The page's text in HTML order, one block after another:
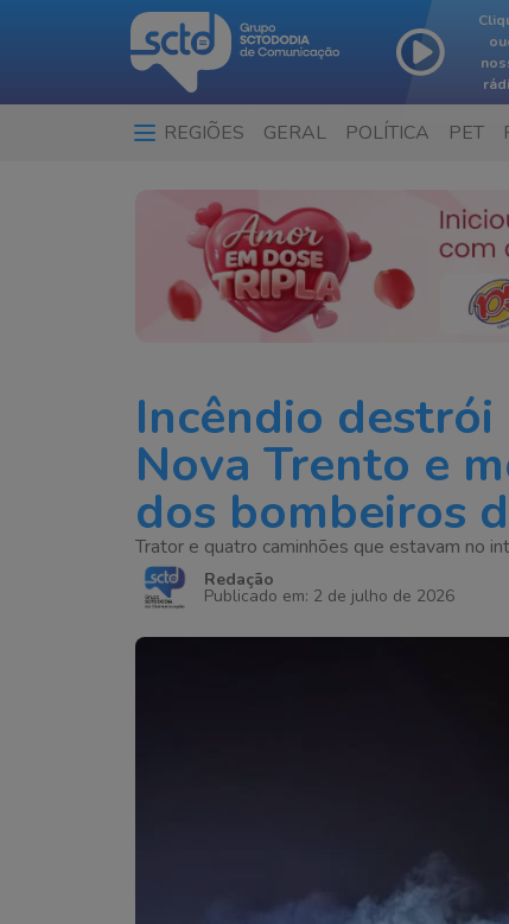
REGIÕES GERAL POLÍTICA PET
Incêndio
Nova Trento e
dos bombeiros
Trator e quatro caminhões que estavam no
Redação
Publicado em: 2 de julho de 2026